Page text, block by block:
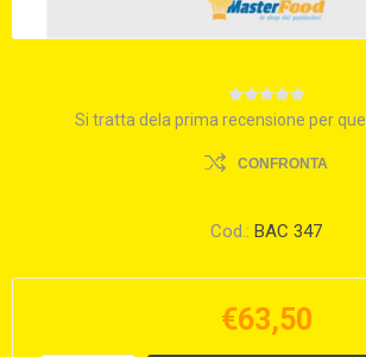
Si tratta dela prima recensione per
CONFRONTA
Cod.: BAC 347
€63,50